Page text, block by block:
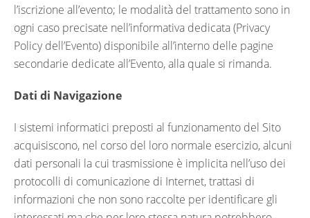
l’iscrizione all’evento; le modalità del trattamento sono in
ogni caso precisate nell’informativa dedicata (Privacy
Policy dell’Evento) disponibile all’interno delle pagine
secondarie dedicate all’Evento, alla quale si rimanda.
Dati di Navigazione
I sistemi informatici preposti al funzionamento del Sito
acquisiscono, nel corso del loro normale esercizio, alcuni
dati personali la cui trasmissione è implicita nell’uso dei
protocolli di comunicazione di Internet, trattasi di
informazioni che non sono raccolte per identificare gli